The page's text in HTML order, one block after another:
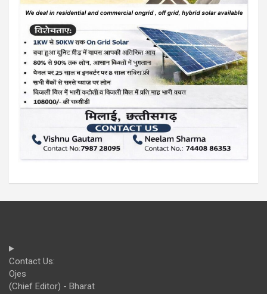
Contact Us:
Ojes
(Chief Editor) - Bharat